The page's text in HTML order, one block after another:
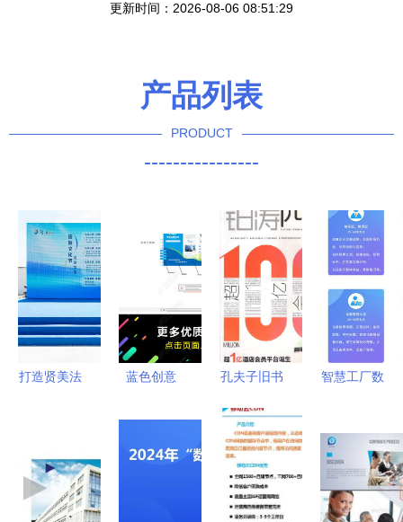
更新时间：2026-08-06 08:51:29
产品列表
PRODUCT
----------------
打造贤美法
字法治双菜
单引领文化
创意服务新
蓝色创意
数字设计革
孔夫子旧书
字土壤中
的“人文地
理薰衣草”
智慧工厂数
决方案 工
厂数字孪生